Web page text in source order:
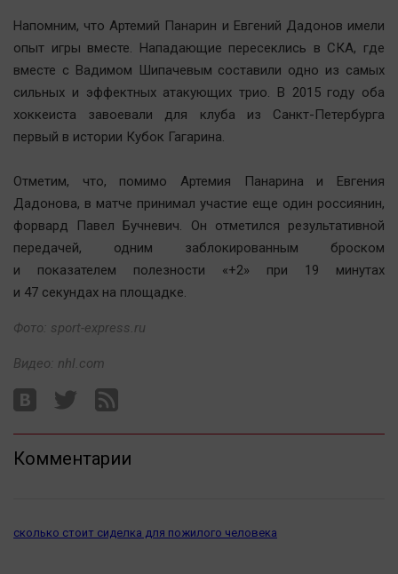
Напомним, что Артемий Панарин и Евгений Дадонов имели
опыт игры вместе. Нападающие пересеклись в СКА, где
вместе с Вадимом Шипачевым составили одно из самых
сильных и эффектных атакующих трио. В 2015 году оба
хоккеиста завоевали для клуба из Санкт-Петербурга
первый в истории Кубок Гагарина.
Отметим, что, помимо Артемия Панарина и Евгения
Дадонова, в матче принимал участие еще один россиянин,
форвард Павел Бучневич. Он отметился результативной
передачей, одним заблокированным броском
и показателем полезности «+2» при 19 минутах
и 47 секундах на площадке.
Фото: sport-express.ru
Видео: nhl.com
Комментарии
сколько стоит сиделка для пожилого человека